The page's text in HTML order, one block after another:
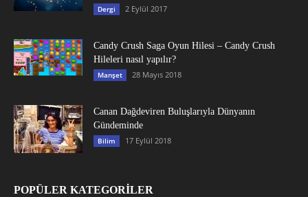
Dergi 2 Eylül 2017
Candy Crush Saga Oyun Hilesi – Candy Crush
Hileleri nasıl yapılır?
Manşet 28 Mayıs 2018
Canan Dağdeviren Buluşlarıyla Dünyanın
Gündeminde
Bilim 17 Eylül 2018
POPÜLER KATEGORİLER